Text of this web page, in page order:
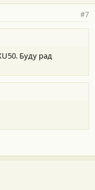
#7
Буду рад